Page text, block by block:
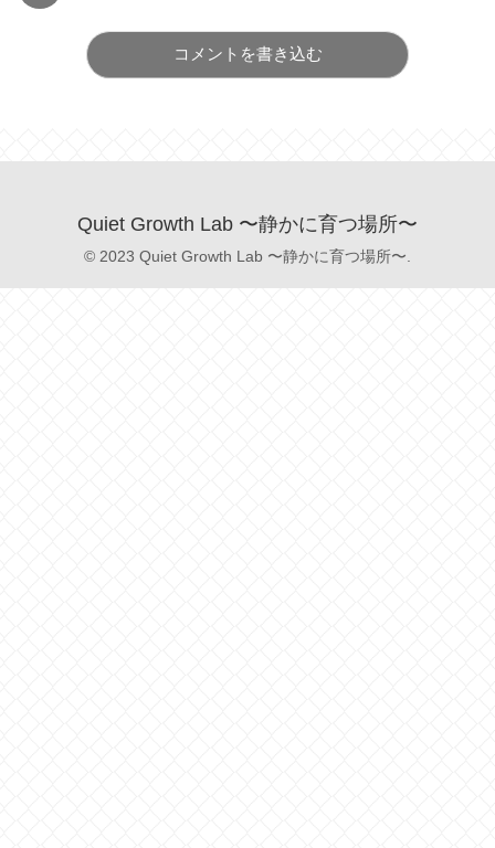
コメントを書き込む
Quiet Growth Lab 〜静かに育つ場所〜
© 2023 Quiet Growth Lab 〜静かに育つ場所〜.